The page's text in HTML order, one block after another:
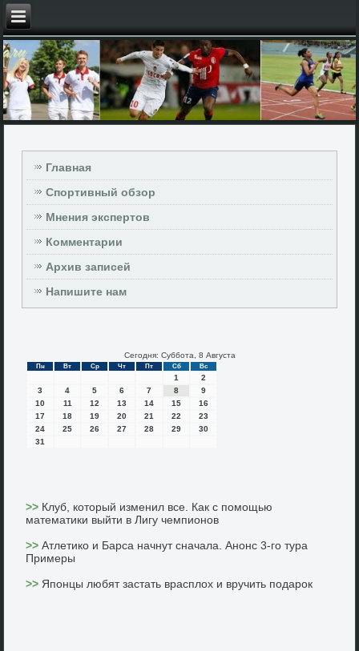
Главная
Спортивный обзор
Мнения экспертов
Комментарии
Архив записей
Напишите нам
Сегодня: Суббота, 8 Августа
Пн Вт Ср Чт Пт Сб Вс
1
2
3
4 5 6 7 8
9
10
11 12 13 14 15
16
17
18 19 20 21 22
23
24
25 26 27 28 29
30
31
>> Клуб, который изменил все. Как с помощью
математики выйти в Лигу чемпионов
>>Атлетико и Барса начнут сначала. Анонс 3-го тура
Примеры
>> Японцы любят застать врасплох и вручить подарок